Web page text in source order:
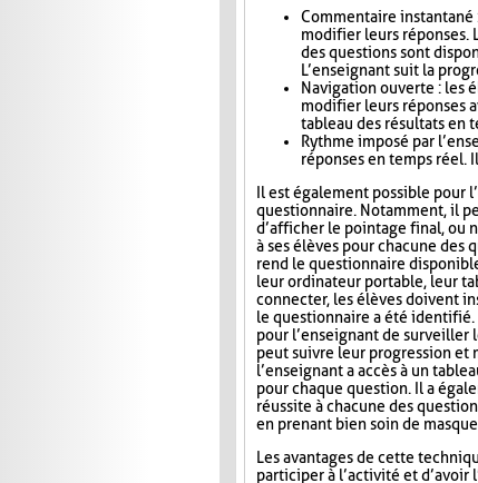
Commentaire instantané
modifier leurs réponses.
des questions sont
L’enseignant suit la
Navigation ouverte : les
modifier leurs réponses
tableau des résultats en
Rythme imposé par
réponses en temps réel.
Il est également possible pour
questionnaire. Notamment, il
d’afficher le pointage final, ou
à ses élèves pour chacune des
rend le questionnaire
leur ordinateur portable, leur
connecter, les élèves doivent
le questionnaire a été
pour l’enseignant de surveiller
peut suivre leur progression et
l’enseignant a accès à un
pour chaque question. Il a
réussite à chacune des
en prenant bien soin de
Les avantages de cette
participer à l’activité et d’avoir